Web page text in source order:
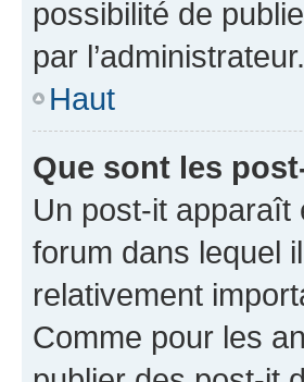
possibilité de
par l’administrateur.
Haut
Que sont les
Un post-it
forum dans lequel
relativement
Comme pour les